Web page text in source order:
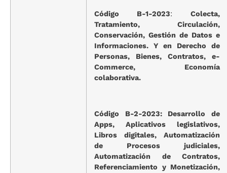
Código B-1-2023: Colecta,
Tratamiento, Circulación,
Conservación, Gestión de Datos e
Informaciones. Y en Derecho de
Personas, Bienes, Contratos, e-
Commerce, Economía
colaborativa.
Código B-2-2023: Desarrollo de
Apps, Aplicativos legislativos,
Libros digitales, Automatización
de Procesos judiciales,
Automatización de Contratos,
Referenciamiento y Monetización,